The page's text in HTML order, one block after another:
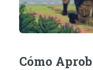
Cómo